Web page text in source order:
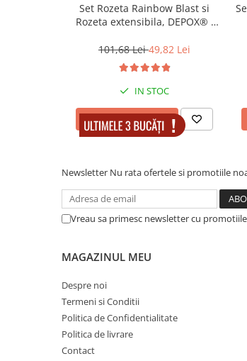
Set Rozeta Rainbow Blast si
Rozeta extensibila, DEPOX® ,
101,68 Lei49,82 Lei
IN STOC
ADAUGA IN COS
Newsletter Nu rata ofertele si promotiile
Vreau sa primesc newsletter cu
MAGAZINUL MEU
Despre noi
Termeni si Conditii
Politica de Confidentialitate
Politica de livrare
Contact